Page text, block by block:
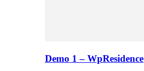
Demo 1 – WpResidence